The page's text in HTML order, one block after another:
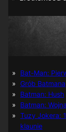
Bat-Man:
Grób Batmana
Batman: Hush
Batman:
Tuzy Jokera:
klaunie